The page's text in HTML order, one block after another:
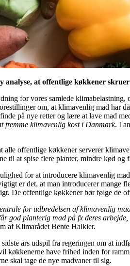
analyse, at offentlige køkkener
for vores samlede
om, at klimavenlig mad har
på nye retter og lære at lave mad
fremme klimavenlig kost i Danmark. I
alle offentlige køkkener serverer
til at spise flere planter, mindre kød og
for at introducere klimavenlig
er det, at man introducerer mange
De offentlige køkkener bør følge de
for udbredelsen af klimavenlig
god planterig mad på fx deres
af Klimarådet Bente Halkier.
års udspil fra regeringen om at
køkkenerne have frihed inden for
skal tage de nye madvaner til sig.